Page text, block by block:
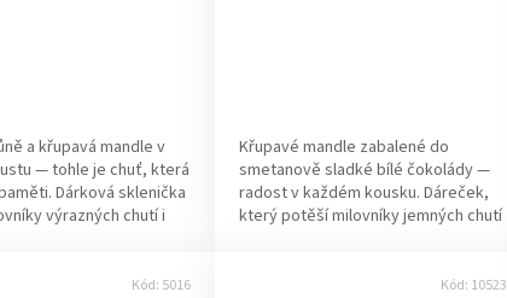
a křupavá mandle v
— tohle je chuť, která
Dárková sklenička
výrazných chutí i
Křupavé mandle zabalené do
smetanově sladké bílé čokolády —
radost v každém kousku. Dáreček,
který potěší milovníky jemných chutí
Kód: 5016 Kód: 10523